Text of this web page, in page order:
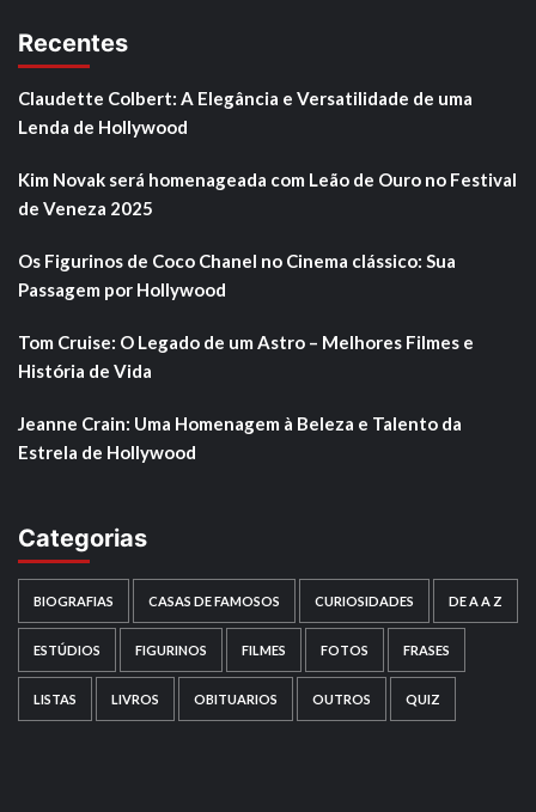
Recentes
Claudette Colbert: A Elegância e Versatilidade de uma
Lenda de Hollywood
Kim Novak será homenageada com Leão de Ouro no Festival
de Veneza 2025
Os Figurinos de Coco Chanel no Cinema clássico: Sua
Passagem por Hollywood
Tom Cruise: O Legado de um Astro – Melhores Filmes e
História de Vida
Jeanne Crain: Uma Homenagem à Beleza e Talento da
Estrela de Hollywood
Categorias
BIOGRAFIAS CASAS DE FAMOSOS CURIOSIDADES DE A A Z
ESTÚDIOS FIGURINOS FILMES FOTOS FRASES
LISTAS LIVROS OBITUARIOS OUTROS QUIZ